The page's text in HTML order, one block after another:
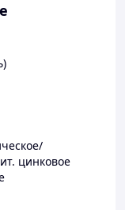
цинковое